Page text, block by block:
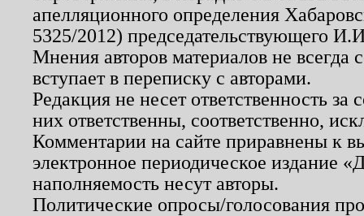
апелляционного определения
5325/2012) председательствующего
Мнения авторов материалов не
вступает в переписку с авторами.
Редакция не несет ответственность
них ответственны, соответственно,
Комментарии на сайте приравнены к
электронное периодическое издание
наполняемость несут авторы.
Политические опросы/голосования